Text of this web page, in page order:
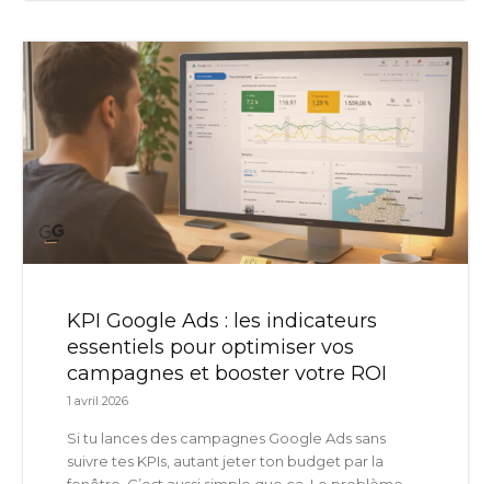
KPI Google Ads : les indicateurs
essentiels pour optimiser vos
campagnes et booster votre ROI
1 avril 2026
Si tu lances des campagnes Google Ads sans
suivre tes KPIs, autant jeter ton budget par la